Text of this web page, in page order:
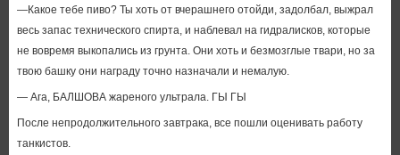
—Какое тебе пиво? Ты хоть от вчерашнего отойди, задолбал, выжрал
весь запас технического спирта, и наблевал на гидралисков, которые
не вовремя выкопались из грунта. Они хоть и безмозглые твари, но за
твою башку они награду точно назначали и немалую.
— Ага, БАЛШОВА жареного ультрала. ГЫ ГЫ
После непродолжительного завтрака, все пошли оценивать работу
танкистов.